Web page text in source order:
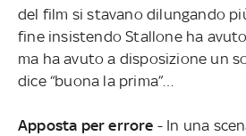
del film si stavano dilungando
fine insistendo Stallone ha avuto
ma ha avuto a disposizione un
dice “buona la prima”…
Apposta per errore - In una